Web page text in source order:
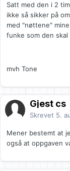
Satt med den i 2
ikke så sikker på
med "nøttene"
funke som den skal
mvh Tone
Gjest cs
Skrevet 5.
Mener bestemt at
også at oppgaven